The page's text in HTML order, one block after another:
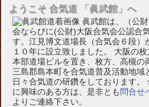
ようこそ 合気道 「眞武館」へ
眞武館は、（公
会ならびに(公財)大阪合気会公認合
す。江見博文道場長（合気会６段）
１０年に設立致しました。 大阪の枚
本部道場ビルを置き、枚方、高槻の
三島郡島本町を合気道普及活動地域
日々合気道の研鑽をしております。
に興味のある方は、是非とも 問合せ
よりご連絡下さい。